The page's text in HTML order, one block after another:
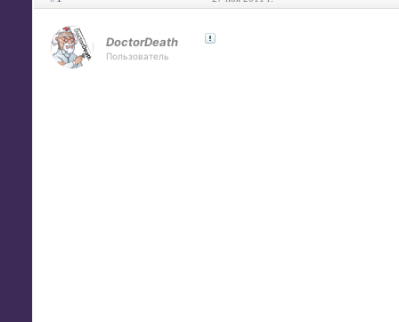
DoctorDeath
Пользователь